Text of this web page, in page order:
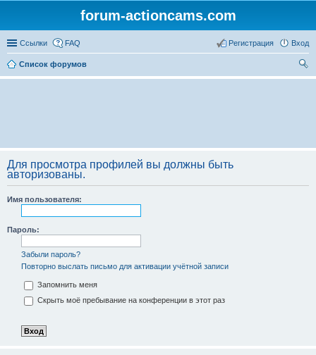
forum-actioncams.com
Ссылки FAQ Вход
Регистрация
Список форумов
ои
Для просмотра профилей вы должны быть
авторизованы.
Имя пользователя:
Пароль:
Забыли пароль?
Повторно выслать письмо для активации учётной записи
Запомнить меня
Скрыть моё пребывание на конференции в этот раз